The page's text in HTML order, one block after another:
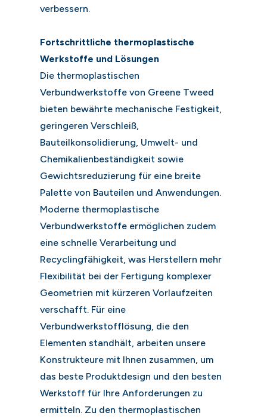
verbessern.
Fortschrittliche thermoplastische
Werkstoffe und Lösungen
Die thermoplastischen
Verbundwerkstoffe von Greene Tweed
bieten bewährte mechanische Festigkeit,
geringeren Verschleiß,
Bauteilkonsolidierung, Umwelt- und
Chemikalienbeständigkeit sowie
Gewichtsreduzierung für eine breite
Palette von Bauteilen und Anwendungen.
Moderne thermoplastische
Verbundwerkstoffe ermöglichen zudem
eine schnelle Verarbeitung und
Recyclingfähigkeit, was Herstellern mehr
Flexibilität bei der Fertigung komplexer
Geometrien mit kürzeren Vorlaufzeiten
verschafft. Für eine
Verbundwerkstofflösung, die den
Elementen standhält, arbeiten unsere
Konstrukteure mit Ihnen zusammen, um
das beste Produktdesign und den besten
Werkstoff für Ihre Anforderungen zu
ermitteln. Zu den thermoplastischen